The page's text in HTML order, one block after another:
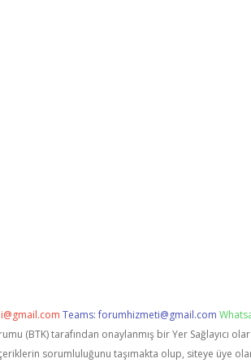
Teams:forumhizmeti@gmail.com
(BTK) tarafından onaylanmış bir Yer
sorumluluğunu taşımakta olup, siteye üye